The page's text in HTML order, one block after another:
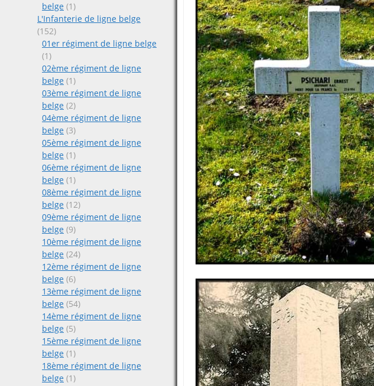
belge (1)
L'Infanterie de ligne belge
(152)
01er régiment de ligne belge
(1)
02ème régiment de ligne
belge (1)
03ème régiment de ligne
belge (2)
04ème régiment de ligne
belge (3)
05ème régiment de ligne
belge (1)
06ème régiment de ligne
belge (1)
08ème régiment de ligne
belge (12)
09ème régiment de ligne
belge (9)
10ème régiment de ligne
belge (24)
12ème régiment de ligne
belge (6)
13ème régiment de ligne
belge (54)
14ème régiment de ligne
belge (5)
15ème régiment de ligne
belge (1)
18ème régiment de ligne
belge (1)